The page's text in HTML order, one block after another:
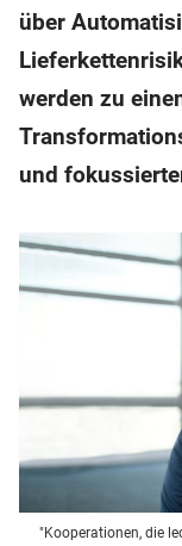
über
werden zu
und
"Kooperationen, die